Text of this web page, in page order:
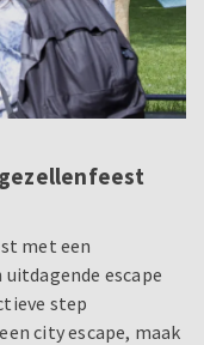
met een
escape
step
city escape, maak